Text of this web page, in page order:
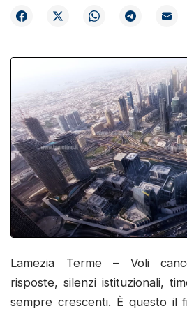
Lamezia Terme – Voli
risposte, silenzi istituzionali,
sempre crescenti. È questo il